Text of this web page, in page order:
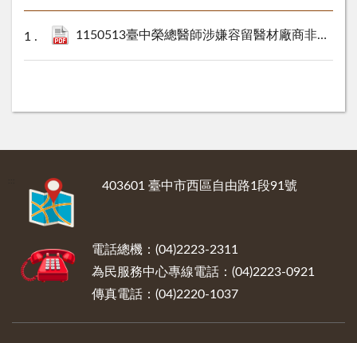
1150513臺中榮總醫師涉嫌容留醫材廠商非法執行手術-臺中地檢署偵結起訴並從嚴追究刑責.pdf
403601 臺中市西區自由路1段91號
電話總機：(04)2223-2311
為民服務中心專線電話：(04)2223-0921
傳真電話：(04)2220-1037